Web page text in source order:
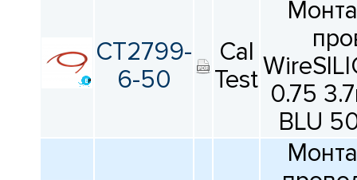
CT2799-
6-50
Cal
Test 0.75
BLU